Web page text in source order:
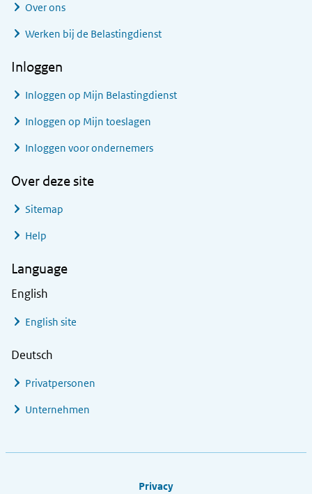
Over ons
Werken bij de Belastingdienst
Inloggen
Inloggen op Mijn Belastingdienst
Inloggen op Mijn toeslagen
Inloggen voor ondernemers
Over deze site
Sitemap
Help
Language
English
English site
Deutsch
Privatpersonen
Unternehmen
Privacy